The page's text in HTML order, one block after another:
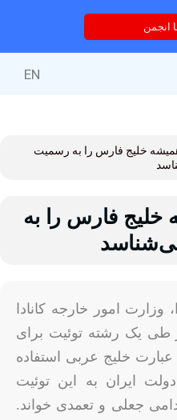
انجمن
EN
خلیج فارس را به رسمیت
خلیج فارس را به
وزارت امور خارجه کانادا
ژانویه سال ۲۰۲۲ در طی یک رشته توئیت برای
عبارت خلیج عربی استفاده
ایران به این توئیت
جعلی و تعمدی خواند.